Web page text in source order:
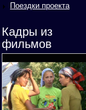
Поездки проекта
Кадры из
фильмов